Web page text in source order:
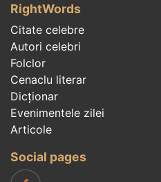
RightWords
Citate celebre
Autori celebri
Folclor
Cenaclu literar
Dicționar
Evenimentele zilei
Articole
Social pages